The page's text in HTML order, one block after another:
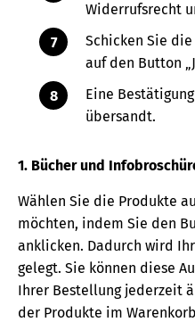
Widerrufsrecht
Schicken Sie
auf den Button
Eine
übersandt.
1. Bücher und
Wählen Sie die Produkte
möchten, indem Sie den
anklicken. Dadurch wird
gelegt. Sie können diese
Ihrer Bestellung jederzeit
der Produkte im